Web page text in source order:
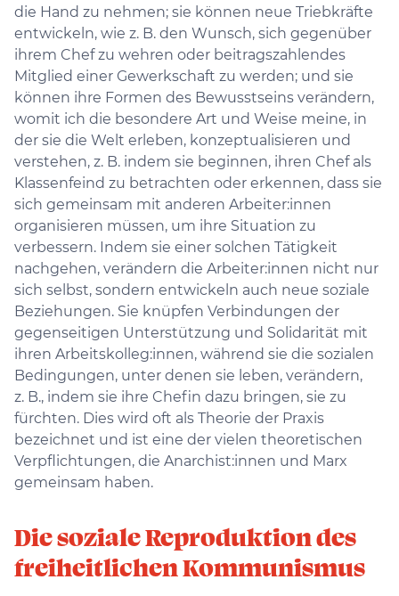
die Hand zu nehmen; sie können neue Triebkräfte
entwickeln, wie z. B. den Wunsch, sich gegenüber
ihrem Chef zu wehren oder beitragszahlendes
Mitglied einer Gewerkschaft zu werden; und sie
können ihre Formen des Bewusstseins verändern,
womit ich die besondere Art und Weise meine, in
der sie die Welt erleben, konzeptualisieren und
verstehen, z. B. indem sie beginnen, ihren Chef als
Klassenfeind zu betrachten oder erkennen, dass sie
sich gemeinsam mit anderen Arbeiter:innen
organisieren müssen, um ihre Situation zu
verbessern. Indem sie einer solchen Tätigkeit
nachgehen, verändern die Arbeiter:innen nicht nur
sich selbst, sondern entwickeln auch neue soziale
Beziehungen. Sie knüpfen Verbindungen der
gegenseitigen Unterstützung und Solidarität mit
ihren Arbeitskolleg:innen, während sie die sozialen
Bedingungen, unter denen sie leben, verändern,
z. B., indem sie ihre Chefin dazu bringen, sie zu
fürchten. Dies wird oft als Theorie der Praxis
bezeichnet und ist eine der vielen theoretischen
Verpflichtungen, die Anarchist:innen und Marx
gemeinsam haben.
Die soziale Reproduktion des
freiheitlichen Kommunismus